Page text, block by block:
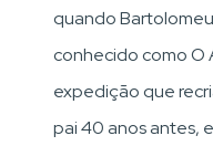
quando
conhecido como O
expedição que
pai 40 anos antes,